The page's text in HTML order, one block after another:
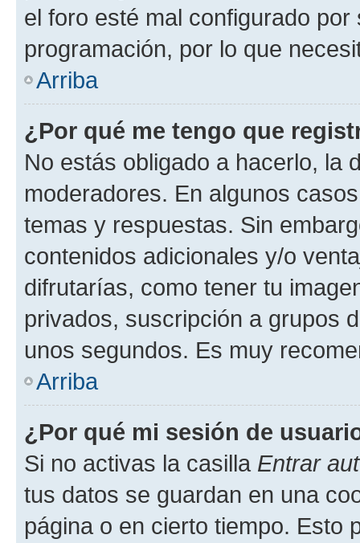
el foro esté mal configurado
programación, por lo que
Arriba
¿Por qué me tengo que
No estás obligado a hacerlo, la
moderadores. En algunos
temas y respuestas. Sin
contenidos adicionales y/o
difrutarías, como tener tu
privados, suscripción a grupos
unos segundos. Es muy
Arriba
¿Por qué mi sesión de
Si no activas la casilla Entrar
tus datos se guardan en una
página o en cierto tiempo. Esto